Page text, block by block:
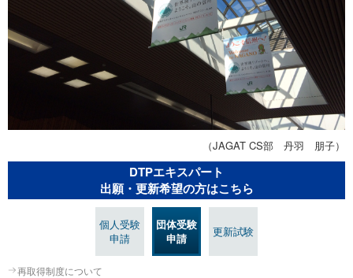
（JAGAT CS部 丹羽 朋子）
DTPエキスパート
出願・更新希望の方はこちら
個人受験
申請
団体受験
申請
更新試験
再取得制度について